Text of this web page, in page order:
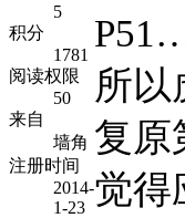
5
积分
1781
阅读权限
50
来自
墙角
注册时间
2014-
1-23
所以
复原
觉得